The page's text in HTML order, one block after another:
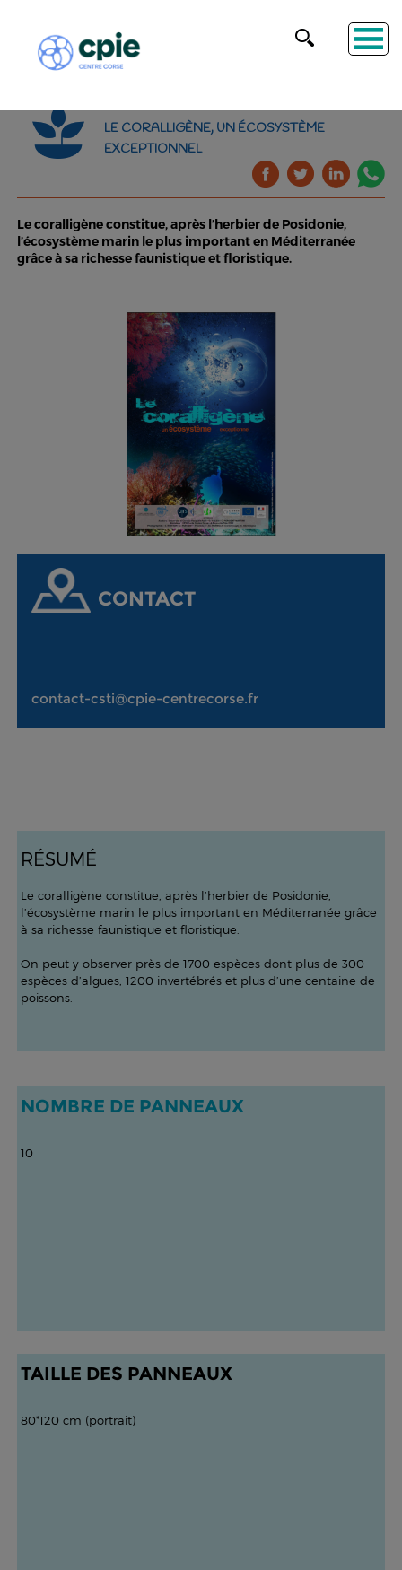
LE CORALLIGÈNE, UN ÉCOSYSTÈME
EXCEPTIONNEL
Le coralligène constitue, après l’herbier de Posidonie,
l’écosystème marin le plus important en Méditerranée
grâce à sa richesse faunistique et floristique.
CONTACT
contact-csti@cpie-centrecorse.fr
RÉSUMÉ
Le coralligène constitue, après l’herbier de Posidonie,
l’écosystème marin le plus important en Méditerranée grâce
à sa richesse faunistique et floristique.
On peut y observer près de 1700 espèces dont plus de 300
espèces d’algues, 1200 invertébrés et plus d’une centaine de
poissons.
NOMBRE DE PANNEAUX
10
TAILLE DES PANNEAUX
80*120 cm (portrait)